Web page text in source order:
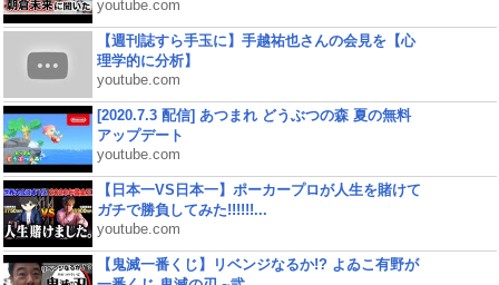
youtube.com
【週刊誌すら手玉に】手越祐也さんの会見を【心
理学的に分析】
youtube.com
[2020.7.3 配信] あつまれ どうぶつの森 夏の無料
アップデート
youtube.com
【日本一VS日本一】ポーカープロが人生を賭けて
ガチで勝負してみた!!!!!!...
youtube.com
【鬼滅一番くじ】リベンジなるか!? よゐこ有野が